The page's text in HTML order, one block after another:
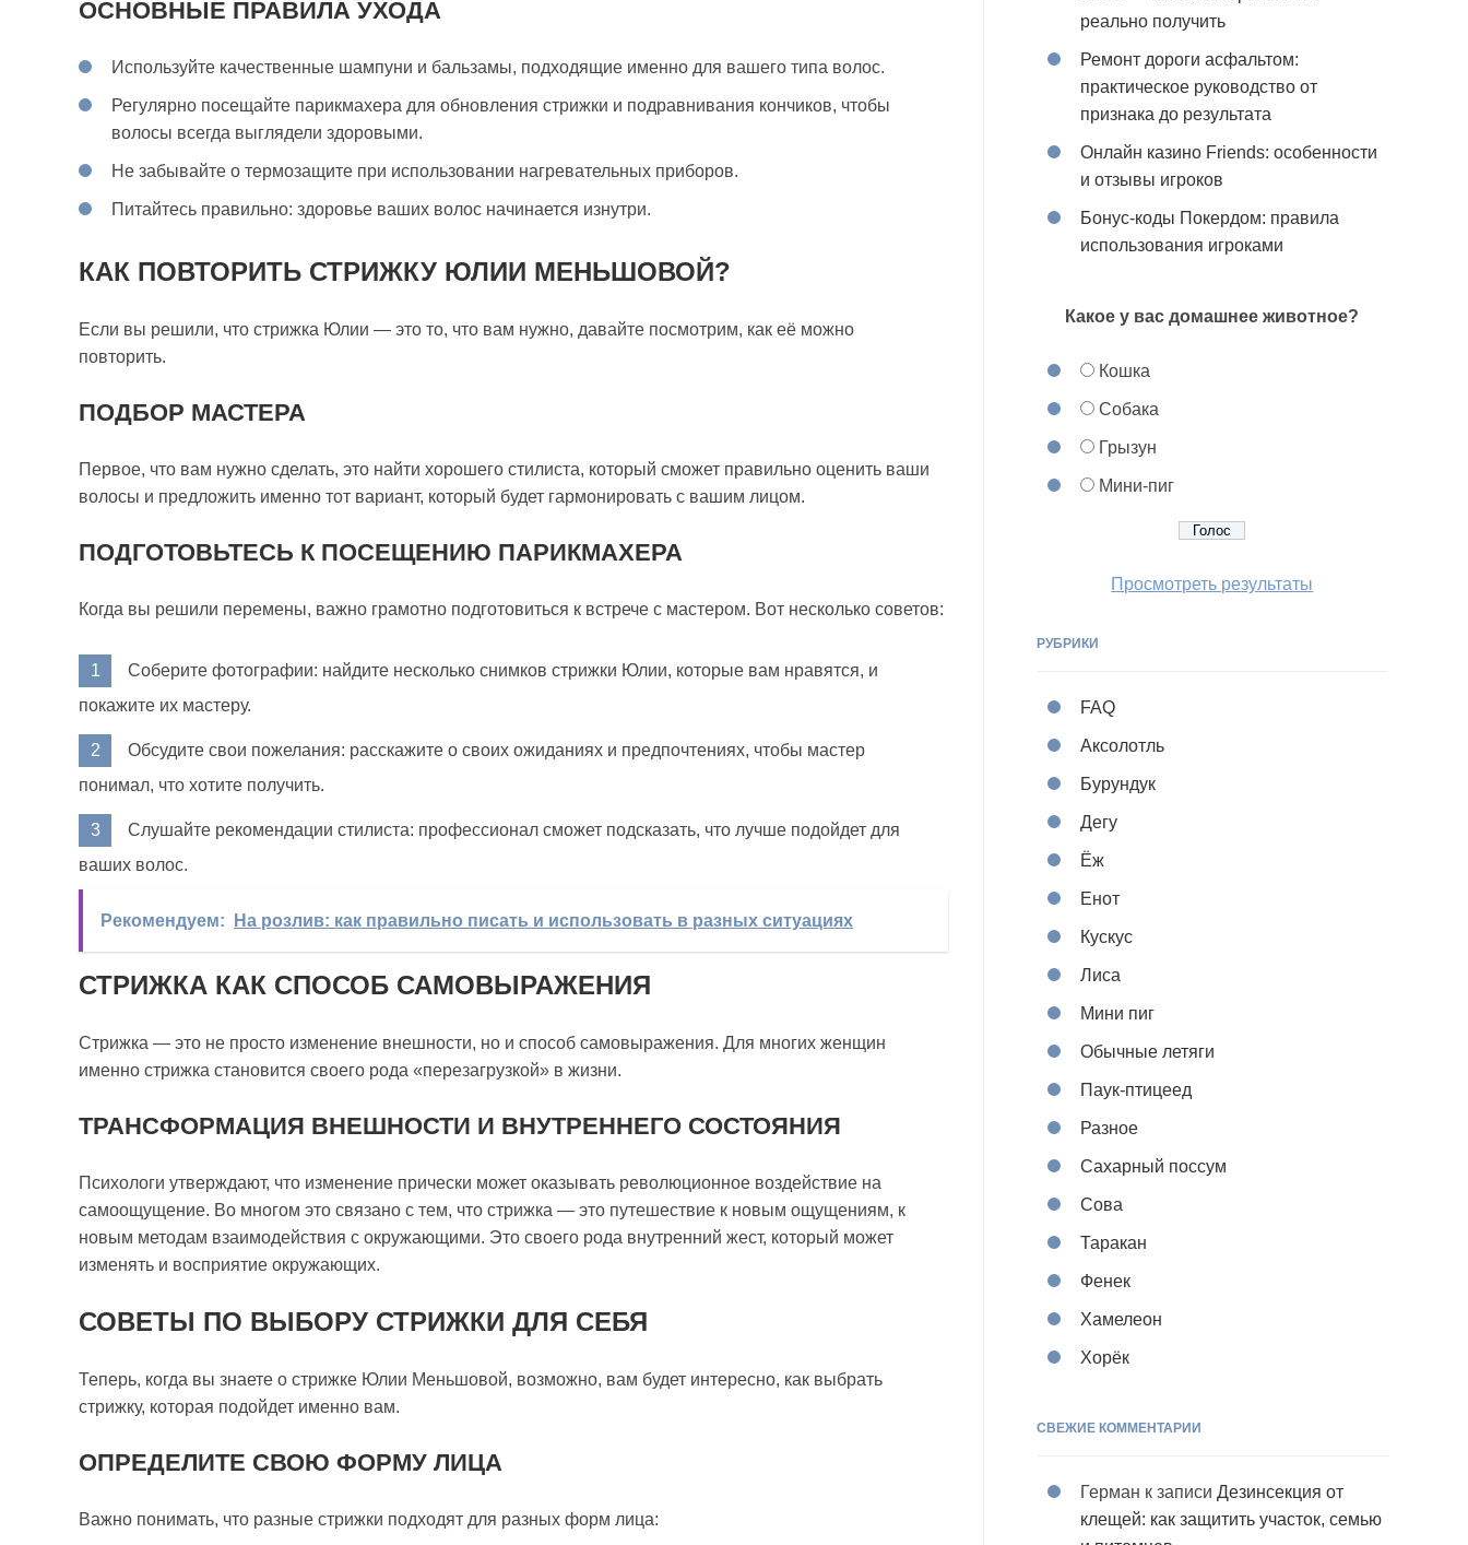
ОСНОВНЫЕ ПРАВИЛА УХОДА
Используйте качественные шампуни и бальзамы, подходящие именно для вашего типа волос.
Регулярно посещайте парикмахера для обновления стрижки и подравнивания кончиков, чтобы
волосы всегда выглядели здоровыми.
Не забывайте о термозащите при использовании нагревательных приборов.
Питайтесь правильно: здоровье ваших волос начинается изнутри.
КАК ПОВТОРИТЬ СТРИЖКУ ЮЛИИ МЕНЬШОВОЙ?
Если вы решили, что стрижка Юлии — это то, что вам нужно, давайте посмотрим, как её можно
повторить.
ПОДБОР МАСТЕРА
Первое, что вам нужно сделать, это найти хорошего стилиста, который сможет правильно оценить ваши
волосы и предложить именно тот вариант, который будет гармонировать с вашим лицом.
ПОДГОТОВЬТЕСЬ К ПОСЕЩЕНИЮ ПАРИКМАХЕРА
Когда вы решили перемены, важно грамотно подготовиться к встрече с мастером. Вот несколько советов:
Соберите фотографии: найдите несколько снимков стрижки Юлии, которые вам нравятся, и
покажите их мастеру.
Обсудите свои пожелания: расскажите о своих ожиданиях и предпочтениях, чтобы мастер
понимал, что хотите получить.
Слушайте рекомендации стилиста: профессионал сможет подсказать, что лучше подойдет для
ваших волос.
Рекомендуем: На розлив: как правильно писать и использовать в разных ситуациях
СТРИЖКА КАК СПОСОБ САМОВЫРАЖЕНИЯ
Стрижка — это не просто изменение внешности, но и способ самовыражения. Для многих женщин
именно стрижка становится своего рода «перезагрузкой» в жизни.
ТРАНСФОРМАЦИЯ ВНЕШНОСТИ И ВНУТРЕННЕГО СОСТОЯНИЯ
Психологи утверждают, что изменение прически может оказывать революционное воздействие на
самоощущение. Во многом это связано с тем, что стрижка — это путешествие к новым ощущениям, к
новым методам взаимодействия с окружающими. Это своего рода внутренний жест, который может
изменять и восприятие окружающих.
СОВЕТЫ ПО ВЫБОРУ СТРИЖКИ ДЛЯ СЕБЯ
Теперь, когда вы знаете о стрижке Юлии Меньшовой, возможно, вам будет интересно, как выбрать
стрижку, которая подойдет именно вам.
ОПРЕДЕЛИТЕ СВОЮ ФОРМУ ЛИЦА
Важно понимать, что разные стрижки подходят для разных форм лица:
реально получить
Ремонт дороги асфальтом:
практическое руководство от
признака до результата
Онлайн казино Friends: особенности
и отзывы игроков
Бонус-коды Покердом: правила
использования игроками
Какое у вас домашнее животное?
Кошка
Собака
Грызун
Мини-пиг
Просмотреть результаты
РУБРИКИ
FAQ
Аксолотль
Бурундук
Дегу
Ёж
Енот
Кускус
Лиса
Мини пиг
Обычные летяги
Паук-птицеед
Разное
Сахарный поссум
Сова
Таракан
Фенек
Хамелеон
Хорёк
СВЕЖИЕ КОММЕНТАРИИ
Герман к записи Дезинсекция от
клещей: как защитить участок, семью